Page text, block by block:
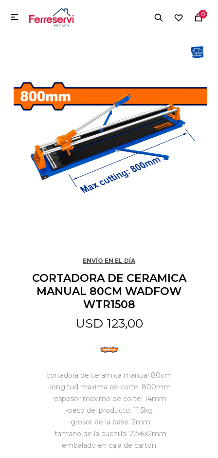
0

ENVÍO EN EL DÍA
CORTADORA DE CERAMICA
MANUAL 80CM WADFOW
WTR1508
USD 123,00
cortadora de ceramica manual 80cm
-longitud maxima de corte: 800mm
-espesor maximo de corte: 14mm
-peso del producto: 11,5kg
-grosor de la base: 2mm
-tamano de la cuchilla: 22x6x2mm
embalado en caja de carton
MI CUENTA
Herramientas y Construcción
Tecnología
Deportes
Mascotas
Juguetes y artículos para bebé
Gastronomía